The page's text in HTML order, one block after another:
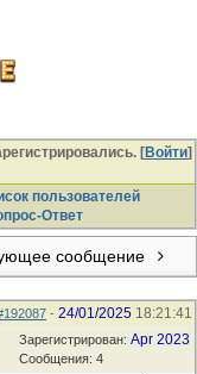
[Войти]
пользователей
Ответ
сообщение
- 24/01/2025 18:21:41
Зарегистрирован: Apr 2023
Сообщения: 4